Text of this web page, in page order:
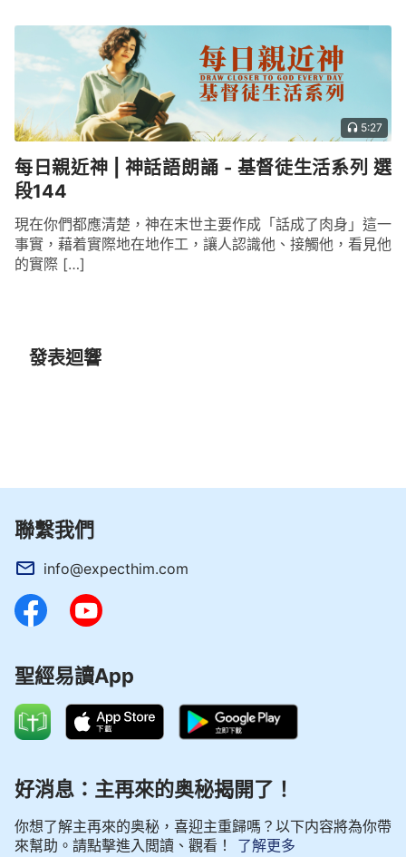
5:27
每日親近神 | 神話語朗誦 - 基督徒生活系列 選
段144
現在你們都應清楚，神在末世主要作成「話成了肉身」這一
事實，藉着實際地在地作工，讓人認識他、接觸他，看見他
的實際 […]
發表迴響
聯繫我們
info@expecthim.com
聖經易讀App
好消息：主再來的奥秘揭開了！
你想了解主再來的奥秘，喜迎主重歸嗎？以下内容將為你帶
來幫助。請點擊進入閲讀、觀看！
了解更多